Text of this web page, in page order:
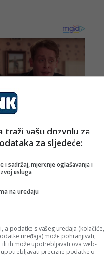
traži vašu dozvolu za
za sljedeće:
i sadržaj, mjerenje oglašavanja i
usluga
na uređaju
a podatke s vašeg uređaja (kolačiće,
uređaja) može pohranjivati,
ih može upotrebljavati ova web-
precizne podatke o